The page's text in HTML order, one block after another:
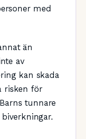
med
än
av
kan skada
risken för
tunnare